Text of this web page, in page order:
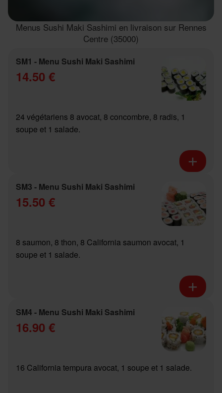
Menus Sushi Maki Sashimi en livraison sur Rennes
Centre (35000)
SM1 - Menu Sushi Maki Sashimi
14.50 €
24 végétariens 8 avocat, 8 concombre, 8 radis, 1
soupe et 1 salade.
SM3 - Menu Sushi Maki Sashimi
15.50 €
8 saumon, 8 thon, 8 California saumon avocat, 1
soupe et 1 salade.
SM4 - Menu Sushi Maki Sashimi
16.90 €
16 California tempura avocat, 1 soupe et 1 salade.